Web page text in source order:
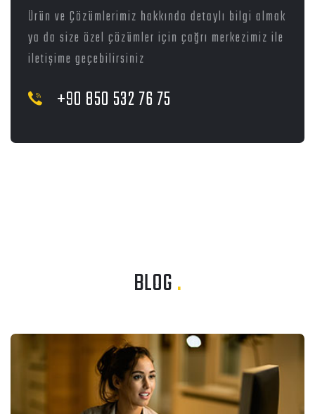
Ürün ve Çözümlerimiz hakkında detaylı bilgi almak
ya da size özel çözümler için çağrı merkezimiz ile
iletişime geçebilirsiniz
+90 850 532 76 75
BLOG.